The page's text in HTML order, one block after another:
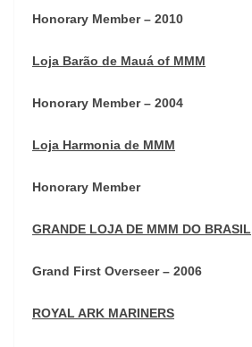
Honorary Member – 2010
Loja Barão de Mauá of MMM
Honorary Member – 2004
Loja Harmonia de MMM
Honorary Member
GRANDE LOJA DE MMM DO BRASIL
Grand First Overseer – 2006
ROYAL ARK MARINERS